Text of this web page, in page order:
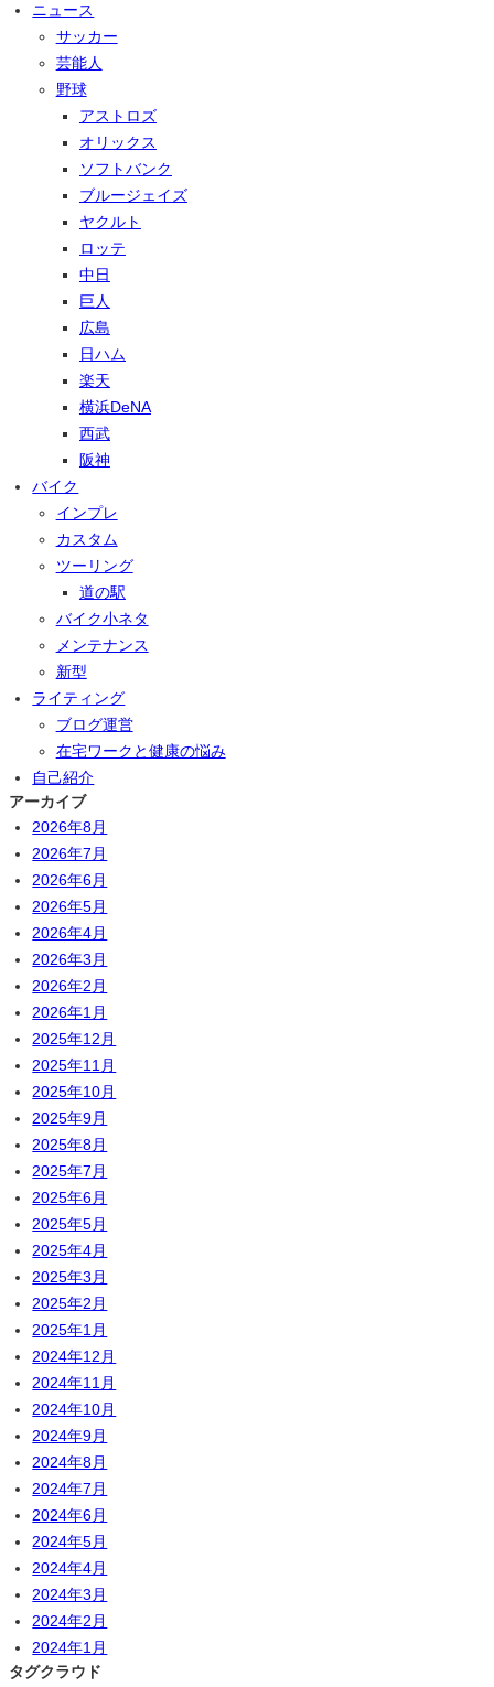
ニュース
サッカー
芸能人
野球
アストロズ
オリックス
ソフトバンク
ブルージェイズ
ヤクルト
ロッテ
中日
巨人
広島
日ハム
楽天
横浜DeNA
西武
阪神
バイク
インプレ
カスタム
ツーリング
道の駅
バイク小ネタ
メンテナンス
新型
ライティング
ブログ運営
在宅ワークと健康の悩み
自己紹介
アーカイブ
2026年8月
2026年7月
2026年6月
2026年5月
2026年4月
2026年3月
2026年2月
2026年1月
2025年12月
2025年11月
2025年10月
2025年9月
2025年8月
2025年7月
2025年6月
2025年5月
2025年4月
2025年3月
2025年2月
2025年1月
2024年12月
2024年11月
2024年10月
2024年9月
2024年8月
2024年7月
2024年6月
2024年5月
2024年4月
2024年3月
2024年2月
2024年1月
タグクラウド